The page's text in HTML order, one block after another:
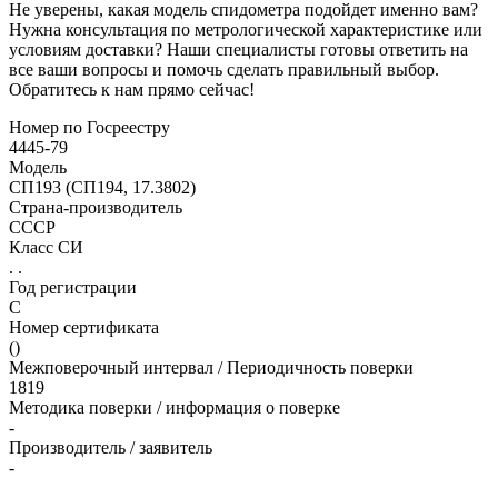
Не уверены, какая модель спидометра подойдет именно вам?
Нужна консультация по метрологической характеристике или
условиям доставки? Наши специалисты готовы ответить на
все ваши вопросы и помочь сделать правильный выбор.
Обратитесь к нам прямо сейчас!
Номер по Госреестру
4445-79
Модель
СП193 (СП194, 17.3802)
Страна-производитель
СССР
Класс СИ
. .
Год регистрации
С
Номер сертификата
()
Межповерочный интервал / Периодичность поверки
1819
Методика поверки / информация о поверке
-
Производитель / заявитель
-